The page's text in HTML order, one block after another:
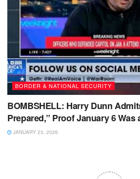
BORDER & NATIONAL SECURITY
BOMBSHELL: Harry Dunn
Prepared,” Proof January 6
JANUARY 23, 2026